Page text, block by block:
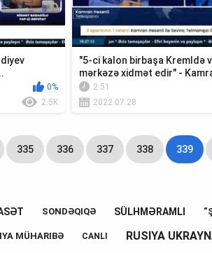
0%
2.5K
"5-ci kalon birbaşa Kremldə
mərkəzə xidmət edir" -
2:51
2022.07.28
335 336 337 338 339
SONDƏQIQƏ SÜLHMƏRAMLI
MÜHARIBƏ CANLI RUSIYA